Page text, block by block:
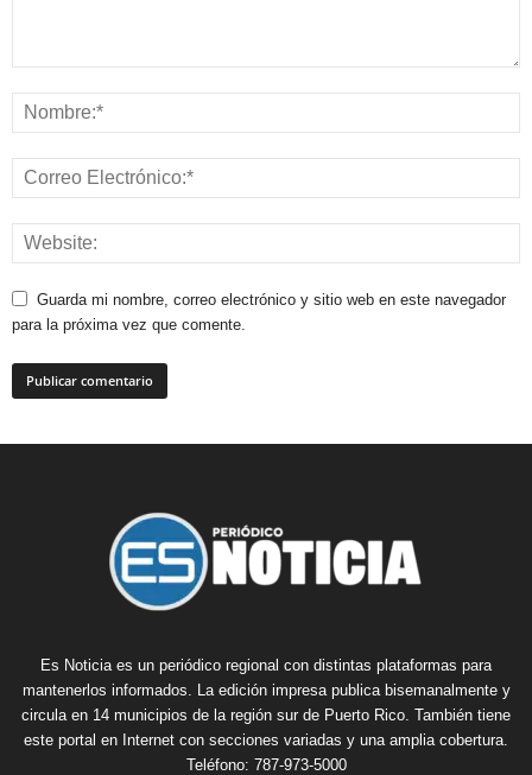
Guarda mi nombre, correo electrónico y sitio web en este navegador
para la próxima vez que comente.
Es Noticia es un periódico regional con distintas plataformas para
mantenerlos informados. La edición impresa publica bisemanalmente y
circula en 14 municipios de la región sur de Puerto Rico. También tiene
este portal en Internet con secciones variadas y una amplia cobertura.
Teléfono: 787-973-5000